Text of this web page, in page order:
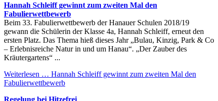
Hannah Schleiff gewinnt zum zweiten Mal den
Fabulierwettbewerb
Beim 33. Fabulierwettbewerb der Hanauer Schulen 2018/19
gewann die Schülerin der Klasse 4a, Hannah Schleiff, erneut den
ersten Platz. Das Thema hieß dieses Jahr „Bulau, Kinzig, Park & Co
– Erlebnisreiche Natur in und um Hanau“. „Der Zauber des
Kräutergartens“ ...
Weiterlesen … Hannah Schleiff gewinnt zum zweiten Mal den
Fabulierwettbewerb
Regelung bei Hitzefrei